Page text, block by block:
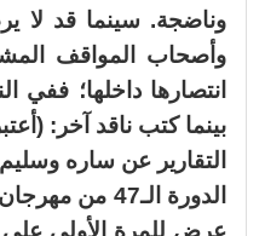
وناضجة. سينما قد لا
وأصحاب المواقف
انتصارها داخلها؛ ففي
بينما كتب ناقد آخر:
التقارير عن ساره
الدورة الـ47
عرض للمرة الأولى